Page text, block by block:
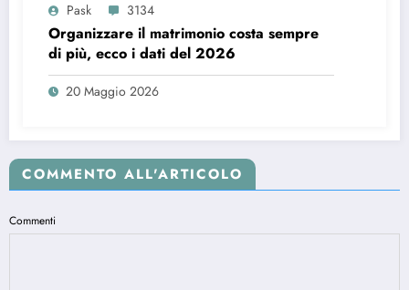
Pask 3134
Organizzare il matrimonio costa sempre
di più, ecco i dati del 2026
20 Maggio 2026
COMMENTO ALL'ARTICOLO
Commenti